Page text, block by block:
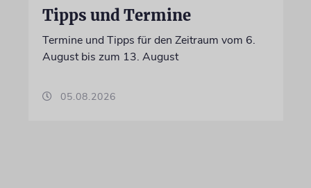
Tipps und Termine
Termine und Tipps für den Zeitraum vom 6.
August bis zum 13. August
05.08.2026